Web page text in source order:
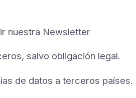
nuestra Newsletter
salvo obligación legal.
de datos a terceros países.